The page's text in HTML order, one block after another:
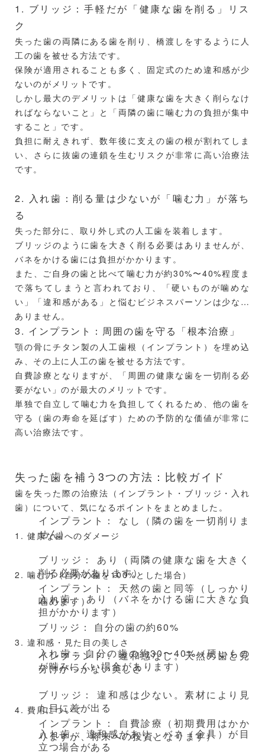
1. ブリッジ：手軽だが「健康な歯を削る」リス
ク
失った歯の両隣にある歯を削り、橋渡しをするように人
工の歯を被せる方法です。
保険が適用されることも多く、固定式のため違和感が少
ないのがメリットです。
しかし最大のデメリットは「健康な歯を大きく削らなけ
ればならないこと」と「両隣の歯に噛む力の負担が集中
すること」です。
負担に耐えきれず、数年後に支えの歯の根が割れてしま
い、さらに抜歯の連鎖を生むリスクが非常に高い治療法
です。
2. 入れ歯：削る量は少ないが「噛む力」が落ち
る
失った部分に、取り外し式の人工歯を装着します。
ブリッジのように歯を大きく削る必要はありませんが、
バネをかける歯には負担がかかります。
また、ご自身の歯と比べて噛む力が約30%〜40%程度ま
で落ちてしまうと言われており、「硬いものが噛めな
い」「違和感がある」と悩むビジネスパーソンは少なく
ありません。
3. インプラント：周囲の歯を守る「根本治療」
顎の骨にチタン製の人工歯根（インプラント）を埋め込
み、その上に人工の歯を被せる方法です。
自費診療となりますが、「周囲の健康な歯を一切削る必
要がない」のが最大のメリットです。
単独で自立して噛む力を負担してくれるため、他の歯を
守る（歯の寿命を延ばす）ための予防的な価値が非常に
高い治療法です。
失った歯を補う3つの方法：比較ガイド
歯を失った際の治療法（インプラント・ブリッジ・入れ
歯）について、気になるポイントをまとめました。
1. 健康な歯へのダメージ
インプラント： なし（隣の歯を一切削りま
せん）
ブリッジ： あり（両隣の健康な歯を大きく
削る必要があります）
入れ歯： あり（バネをかける歯に大きな負
担がかかります）
2. 噛む力（自分の歯を100%とした場合）
インプラント： 天然の歯と同等（しっかり
噛めます）
ブリッジ： 自分の歯の約60%
入れ歯： 自分の歯の約30〜40%（硬いもの
が噛みにくい場合があります）
3. 違和感・見た目の美しさ
インプラント： 違和感なし。天然の歯と見
分けがつかない美しさ
ブリッジ： 違和感は少ない。素材により見
た目に差が出る
入れ歯： 違和感があり、バネ（金具）が目
立つ場合がある
4. 費用について
インプラント： 自費診療（初期費用はかか
りますが、将来への投資となります）